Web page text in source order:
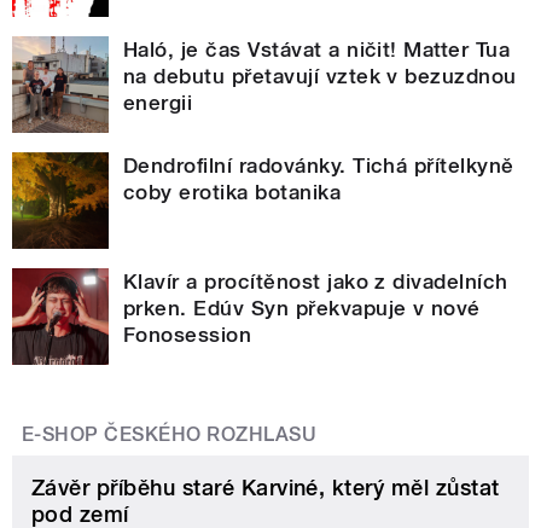
Haló, je čas Vstávat a ničit! Matter Tua
na debutu přetavují vztek v bezuzdnou
energii
Dendrofilní radovánky. Tichá přítelkyně
coby erotika botanika
Klavír a procítěnost jako z divadelních
prken. Edúv Syn překvapuje v nové
Fonosession
E-SHOP ČESKÉHO ROZHLASU
Závěr příběhu staré Karviné, který měl zůstat
pod zemí